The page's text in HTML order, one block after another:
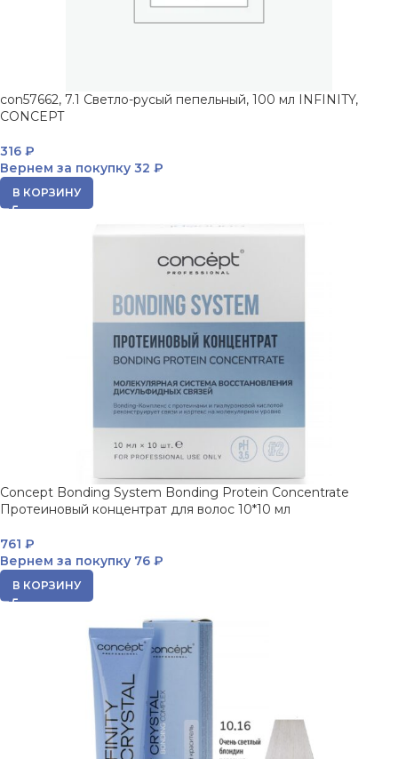
con57662, 7.1 Светло-русый пепельный, 100 мл INFINITY,
CONCEPT
316 ₽
Вернем за покупку 32 ₽
В КОРЗИНУ
Concept Bonding System Bonding Protein Concentrate
Протеиновый концентрат для волос 10*10 мл
761 ₽
Вернем за покупку 76 ₽
В КОРЗИНУ